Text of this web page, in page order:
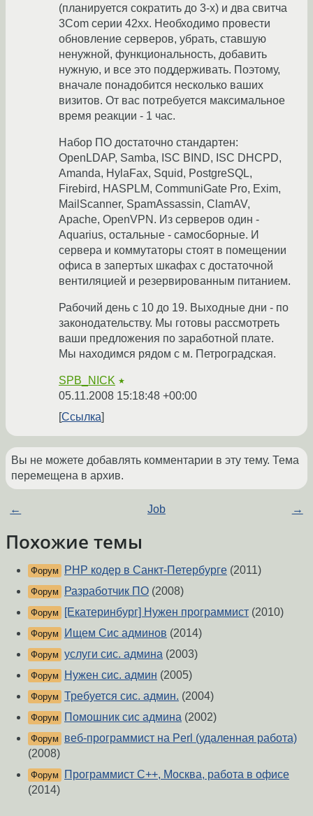
(планируется сократить до 3-x) и два свитча
3Com серии 42xx. Необходимо провести
обновление серверов, убрать, ставшую
ненужной, функциональность, добавить
нужную, и все это поддерживать. Поэтому,
вначале понадобится несколько ваших
визитов. От вас потребуется максимальное
время реакции - 1 час.
Набор ПО достаточно стандартен:
OpenLDAP, Samba, ISC BIND, ISC DHCPD,
Amanda, HylaFax, Squid, PostgreSQL,
Firebird, HASPLM, CommuniGate Pro, Exim,
MailScanner, SpamAssassin, ClamAV,
Apache, OpenVPN. Из серверов один -
Aquarius, остальные - самосборные. И
сервера и коммутаторы стоят в помещении
офиса в запертых шкафах с достаточной
вентиляцией и резервированным питанием.
Рабочий день с 10 до 19. Выходные дни - по
законодательству. Мы готовы рассмотреть
ваши предложения по заработной плате.
Мы находимся рядом с м. Петроградская.
SPB_NICK ★
05.11.2008 15:18:48 +00:00
Ссылка
Вы не можете добавлять комментарии в эту тему. Тема
перемещена в архив.
← Job →
Похожие темы
Форум PHP кодер в Санкт-Петербурге (2011)
Форум Разработчик ПО (2008)
Форум [Екатеринбург] Нужен программист (2010)
Форум Ищем Сис админов (2014)
Форум услуги сис. админа (2003)
Форум Нужен сис. админ (2005)
Форум Требуется сис. админ. (2004)
Форум Помошник сис админа (2002)
Форум
веб-программист на Perl (удаленная работа)
(2008)
Форум
Программист C++, Москва, работа в офисе
(2014)